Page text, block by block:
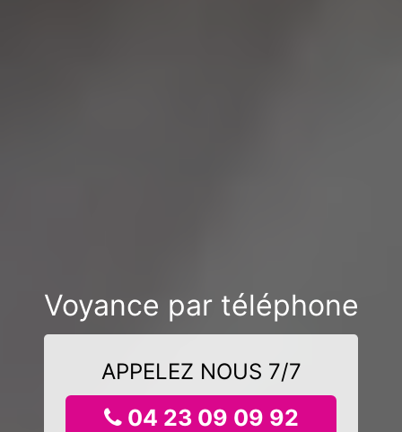
Voyance par téléphone
APPELEZ NOUS 7/7
04 23 09 09 92